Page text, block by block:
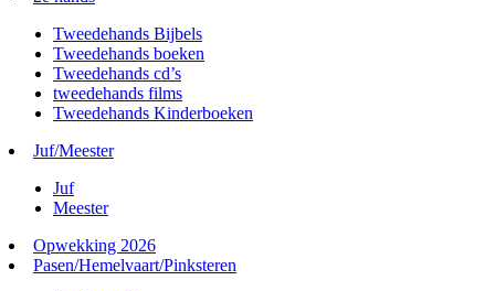
Tweedehands Bijbels
Tweedehands boeken
Tweedehands cd’s
tweedehands films
Tweedehands Kinderboeken
Juf/Meester
Juf
Meester
Opwekking 2026
Pasen/Hemelvaart/Pinksteren